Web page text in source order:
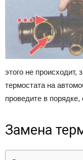
этого не происходит,
термостата на
проведите в
Замена